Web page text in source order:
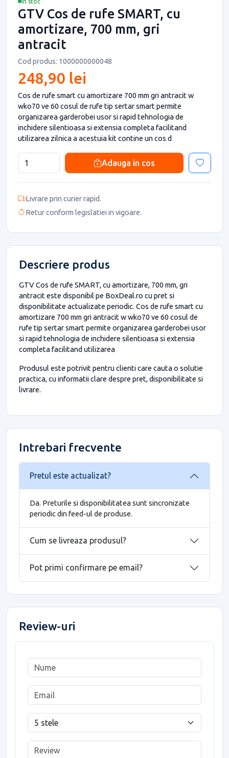
GTV Cos de rufe SMART, cu
amortizare, 700 mm, gri
antracit
Cod produs: 1000000000048
248,90 lei
Cos de rufe smart cu amortizare 700 mm gri antracit w
wko70 ve 60 cosul de rufe tip sertar smart permite
organizarea garderobei usor si rapid tehnologia de
inchidere silentioasa si extensia completa facilitand
utilizarea zilnica a acestuia kit contine un cos d
Adauga in cos
Livrare prin curier rapid.
Retur conform legislatiei in vigoare.
Descriere produs
GTV Cos de rufe SMART, cu amortizare, 700 mm, gri
antracit este disponibil pe BoxDeal.ro cu pret si
disponibilitate actualizate periodic. Cos de rufe smart cu
amortizare 700 mm gri antracit w wko70 ve 60 cosul de
rufe tip sertar smart permite organizarea garderobei usor
si rapid tehnologia de inchidere silentioasa si extensia
completa facilitand utilizarea
Produsul este potrivit pentru clienti care cauta o solutie
practica, cu informatii clare despre pret, disponibilitate si
livrare.
Intrebari frecvente
Pretul este actualizat?
Da. Preturile si disponibilitatea sunt sincronizate
periodic din feed-ul de produse.
Cum se livreaza produsul?
Pot primi confirmare pe email?
Review-uri